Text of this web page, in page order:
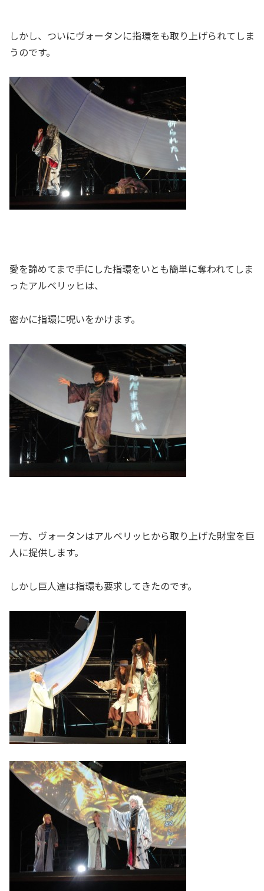
しかし、ついにヴォータンに指環をも取り上げられてしま
うのです。
愛を諦めてまで手にした指環をいとも簡単に奪われてしま
ったアルベリッヒは、
密かに指環に呪いをかけます。
一方、ヴォータンはアルベリッヒから取り上げた財宝を巨
人に提供します。
しかし巨人達は指環も要求してきたのです。